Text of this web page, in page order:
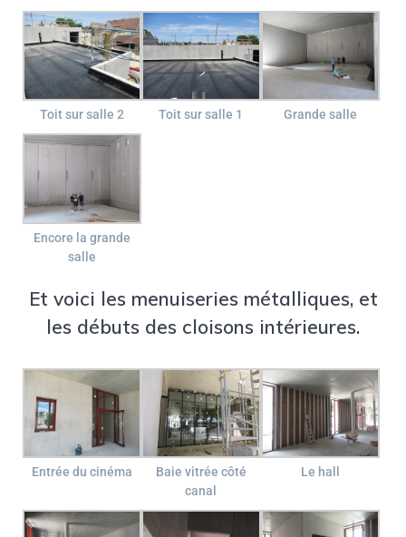
Toit sur salle 2 Toit sur salle 1 Grande salle
Encore la grande
salle
Et voici les menuiseries métalliques, et
les débuts des cloisons intérieures.
Entrée du cinéma
Baie vitrée côté
canal
Le hall